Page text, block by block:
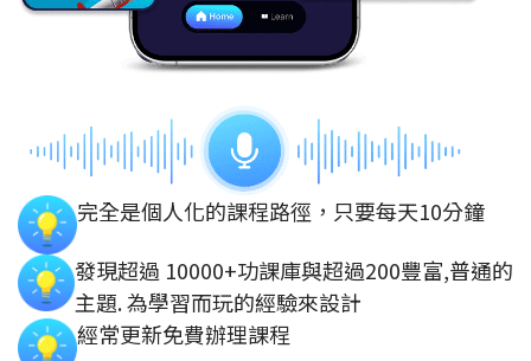
完全是個人化的課程路徑，只要每天10分鐘
發現超過 10000+功課庫與超過200豐富,普通的
主題. 為學習而玩的經驗來設計
經常更新免費辦理課程